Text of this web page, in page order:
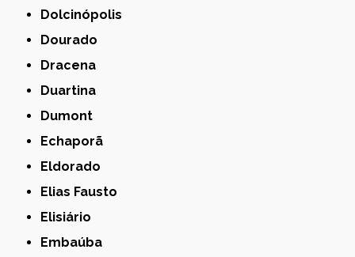
Dolcinópolis
Dourado
Dracena
Duartina
Dumont
Echaporã
Eldorado
Elias Fausto
Elisiário
Embaúba